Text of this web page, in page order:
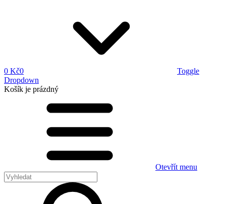
0 Kč0
Toggle
Dropdown
Košík je prázdný
Otevřít menu